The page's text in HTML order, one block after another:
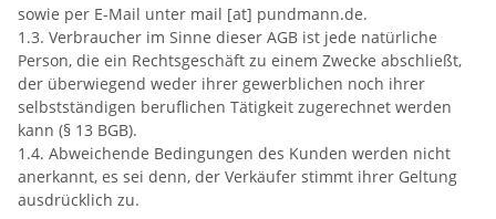
sowie per E-Mail unter mail [at] pundmann.de.
1.3. Verbraucher im Sinne dieser AGB ist jede natürliche
Person, die ein Rechtsgeschäft zu einem Zwecke abschließt,
der überwiegend weder ihrer gewerblichen noch ihrer
selbstständigen beruflichen Tätigkeit zugerechnet werden
kann (§ 13 BGB).
1.4. Abweichende Bedingungen des Kunden werden nicht
anerkannt, es sei denn, der Verkäufer stimmt ihrer Geltung
ausdrücklich zu.